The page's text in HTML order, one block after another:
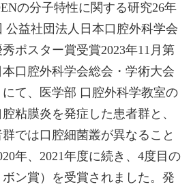
の分子特性に関する研究26年
公益社団法人日本口腔外科学会
ポスター賞受賞2023年11月第
口腔外科学会総会・学術大会
にて、医学部 口腔外科学教室の
粘膜炎を発症した患者群と、
では口腔細菌叢が異なること
年、2021年度に続き、4度目の
ン賞）を受賞されました。発